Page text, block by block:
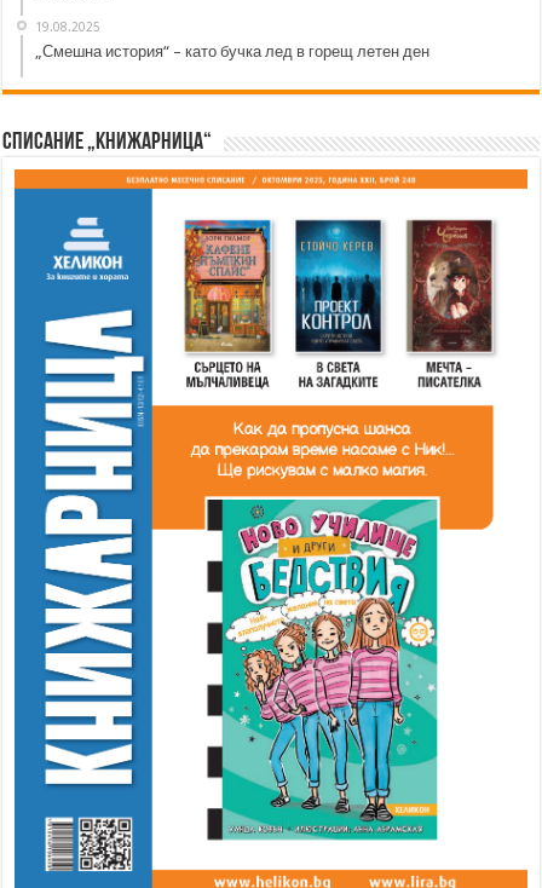
19.08.2025
„Смешна история“ – като бучка лед в горещ летен ден
Списание „Книжарница“